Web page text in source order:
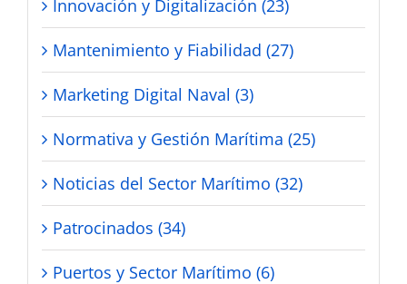
Innovación y Digitalización (23)
Mantenimiento y Fiabilidad (27)
Marketing Digital Naval (3)
Normativa y Gestión Marítima (25)
Noticias del Sector Marítimo (32)
Patrocinados (34)
Puertos y Sector Marítimo (6)